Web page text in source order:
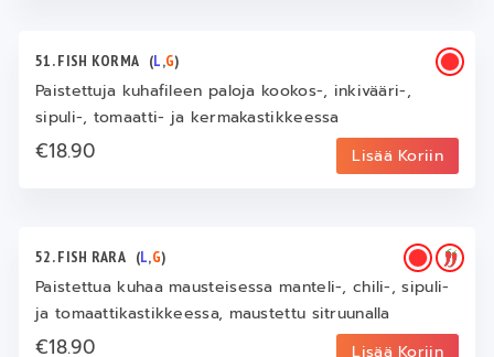
51. FISH KORMA (L,G)
Paistettuja kuhafileen paloja kookos-, inkivääri-,
sipuli-, tomaatti- ja kermakastikkeessa
€18.90 Lisää Koriin
52. FISH RARA (L,G)
Paistettua kuhaa mausteisessa manteli-, chili-, sipuli-
ja tomaattikastikkeessa, maustettu sitruunalla
€18.90 Lisää Koriin